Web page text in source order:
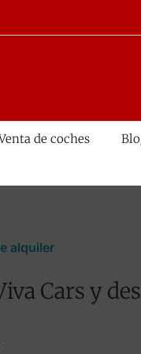
de coches
alquiler
Cars y